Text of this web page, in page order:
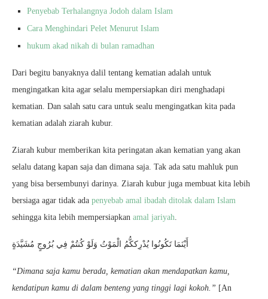
Penyebab Terhalangnya Jodoh dalam Islam
Cara Menghindari Pelet Menurut Islam
hukum akad nikah di bulan ramadhan
Dari begitu banyaknya dalil tentang kematian adalah untuk
mengingatkan kita agar selalu mempersiapkan diri menghadapi
kematian. Dan salah satu cara untuk sealu mengingatkan kita pada
kematian adalah ziarah kubur.
Ziarah kubur memberikan kita peringatan akan kematian yang akan
selalu datang kapan saja dan dimana saja. Tak ada satu mahluk pun
yang bisa bersembunyi darinya. Ziarah kubur juga membuat kita lebih
bersiaga agar tidak ada penyebab amal ibadah ditolak dalam Islam
sehingga kita lebih mempersiapkan amal jariyah.
أَيْنَمَا تَكُونُوا يُدْرِككُّمُ الْمَوْتُ وَلَوْ كُنتُمْ فِي بُرُوجٍ مُشَيَّدَةٍ
“Dimana saja kamu berada, kematian akan mendapatkan kamu,
kendatipun kamu di dalam benteng yang tinggi lagi kokoh.” [An